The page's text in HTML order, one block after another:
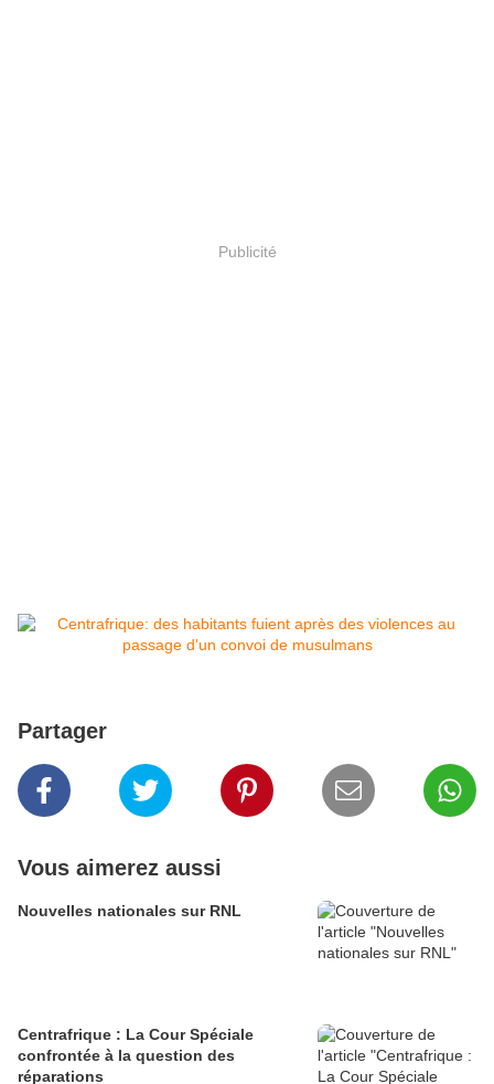
Publicité
Partager
Vous aimerez aussi
Nouvelles nationales sur RNL
Centrafrique : La Cour Spéciale
confrontée à la question des
réparations